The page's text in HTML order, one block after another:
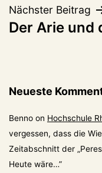
Nächster Beitrag
Der Arie und
Neueste
Benno on Hochschule
vergessen, dass die
Zeitabschnitt der
Heute wäre…”